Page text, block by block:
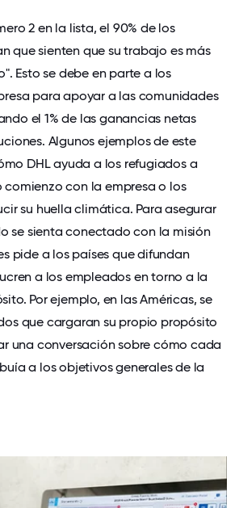
2 en la lista, el 90% de los
que sienten que su trabajo es más
Esto se debe en parte a los
para apoyar a las comunidades
el 1% de las ganancias netas
Algunos ejemplos de este
DHL ayuda a los refugiados a
comienzo con la empresa o los
su huella climática. Para asegurar
se sienta conectado con la misión
pide a los países que difundan
a los empleados en torno a la
Por ejemplo, en las Américas, se
que cargaran su propio propósito
una conversación sobre cómo cada
a los objetivos generales de la